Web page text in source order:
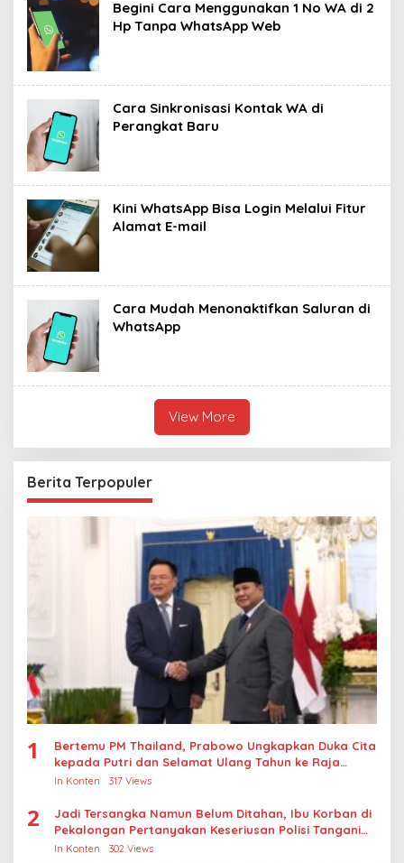
Begini Cara Menggunakan 1 No WA di 2
Hp Tanpa WhatsApp Web‎
Cara Sinkronisasi Kontak WA di
Perangkat Baru ‎
Kini WhatsApp Bisa Login Melalui Fitur
Alamat E-mail
Cara Mudah Menonaktifkan Saluran di
WhatsApp
View More
Berita Terpopuler
1
Bertemu PM Thailand, Prabowo Ungkapkan Duka Cita
kepada Putri dan Selamat Ulang Tahun ke Raja
Thailand
In Konten 317 Views
2
Jadi Tersangka Namun Belum Ditahan, Ibu Korban di
Pekalongan Pertanyakan Keseriusan Polisi Tangani
Kasus Rudapksa Sampai Anaknya Hamil
In Konten 302 Views